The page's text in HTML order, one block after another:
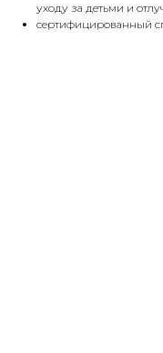
уходу за детьми и
сертифицированный